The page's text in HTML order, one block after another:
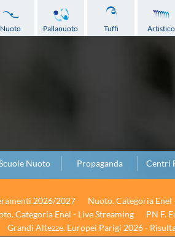
Nuoto Pallanuoto Tuffi Artistico
Nuoto Propaganda Centri
2026/2027
Nuoto. Categoria
Categoria Enel - Live Streaming PN F.
Grandi Altezze. Europei Parigi 2026 -